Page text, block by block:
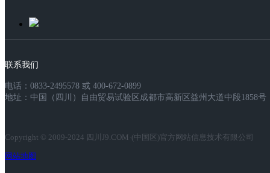
联系我们
电话：0833-2495578 或 400-672-0899
地址：中国（四川）自由贸易试验区成都市高新区益州大道中段1858号
Copyright © 2009-2024 四川J9.COM·(中国区)官方网站信息技术有限公司
网站地图